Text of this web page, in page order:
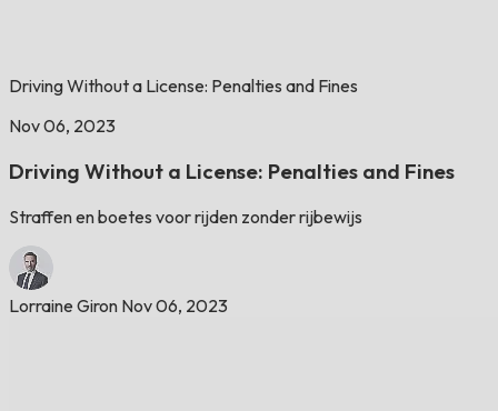
Driving Without a License: Penalties and Fines
Nov 06, 2023
Driving Without a License: Penalties and Fines
Straffen en boetes voor rijden zonder rijbewijs
Lorraine Giron Nov 06, 2023